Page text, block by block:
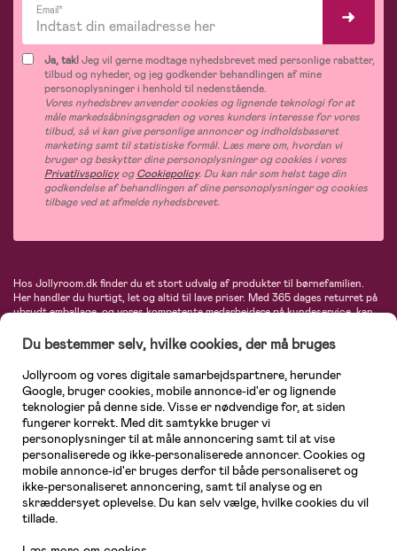
Email*
Ja, tak!Jeg vil gerne modtage nyhedsbrevet med personlige rabatter,
tilbud og nyheder, og jeg godkender behandlingen af mine
personoplysninger i henhold til nedenstående.
Vores nyhedsbrev anvender cookies og lignende teknologi for at
måle markedsåbningsgraden og vores kunders interesse for vores
tilbud, så vi kan give personlige annoncer og indholdsbaseret
marketing samt til statistiske formål. Læs mere om, hvordan vi
bruger og beskytter dine personoplysninger og cookies i vores
PrivatlivspolicyogCookiepolicy. Du kan når som helst tage din
godkendelse af behandlingen af dine personoplysninger og cookies
tilbage ved at afmelde nyhedsbrevet.
Hos Jollyroom.dk finder du et stort udvalg af produkter til børnefamilien.
Her handler du hurtigt, let og altid til lave priser. Med 365 dages returret på
ubrudt emballage, og vores kompetente medarbejdere på kundeservice, kan
barnevogne, autostole, børne- og babytøj, produkter til gravide og ammende
mødre, indretning og inspiration, legetøj, babyudstyr og meget mere. Vi
tilbyder produkter fra velkendte varemærker som Britax, Maxi-Cosi, Baby
Jogger, BabyBjörn, Didriksons, KidKraft, Ergobaby, Phillips Avent, Neonate,
Cybex, LEGO og mange flere. Kort sagt - et kæmpe sortiment venter på dig!
Du bestemmer selv, hvilke cookies, der må bruges
Jollyroom og vores digitale samarbejdspartnere, herunder
Google, bruger cookies, mobile annonce-id'er og lignende
teknologier på denne side. Visse er nødvendige for, at siden
fungerer korrekt. Med dit samtykke bruger vi
personoplysninger til at måle annoncering samt til at vise
personaliserede og ikke-personaliserede annoncer. Cookies og
mobile annonce-id'er bruges derfor til både personaliseret og
ikke-personaliseret annoncering, samt til analyse og en
skræddersyet oplevelse. Du kan selv vælge, hvilke cookies du vil
tillade.